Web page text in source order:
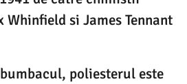
si James Tennant
poliesterul este